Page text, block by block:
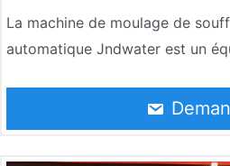
automatique
La machine de moulage de
automatique Jndwater est un
flexible adapté au soufflage de
des bouteilles de boissons, des